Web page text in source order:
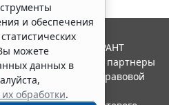
и обеспечения
можете
данных в
обработки.
2026. Система ГАРАНТ
"Гарант" и ее партнеры
ассоциации правовой